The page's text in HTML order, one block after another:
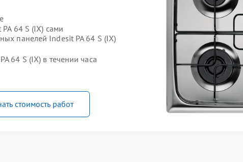
64 S (IX) сами
панелей Indesit PA 64 S (IX)
64 S (IX) в течении часа
стоимость работ